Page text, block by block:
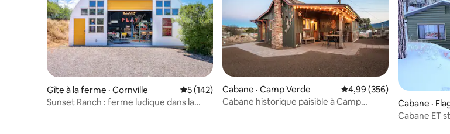
Gîte à la ferme · Cornville Note moyenne de 5 sur 5, 142 commentaires
5 (142)
Sunset Ranch : ferme ludique dans la
Cabane · Camp Verde Note moyenne de 4,99
4,99 (356)
Cabane historique paisible à Camp
Cabane ·
Cabane ET